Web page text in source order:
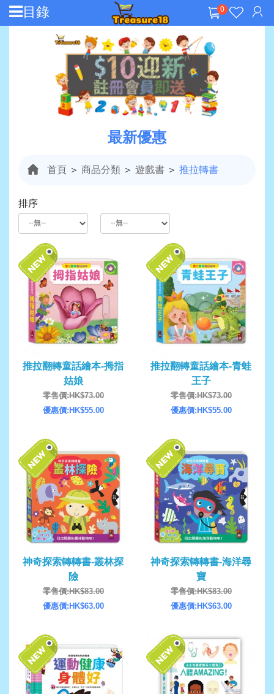
0
目錄
最新優惠
首頁 ＞ 商品分類 ＞ 遊戲書 ＞ 推拉轉書
排序
推拉翻轉童話繪本-拇指
姑娘
零售價:HK$73.00
優惠價:HK$55.00
推拉翻轉童話繪本-青蛙
王子
零售價:HK$73.00
優惠價:HK$55.00
神奇探索轉轉書-叢林探
險
零售價:HK$83.00
優惠價:HK$63.00
神奇探索轉轉書-海洋尋
寶
零售價:HK$83.00
優惠價:HK$63.00